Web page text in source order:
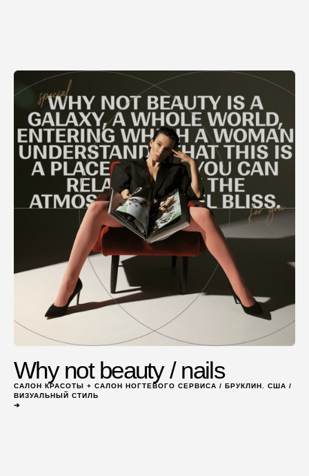
Why not beauty / nails
САЛОН КРАСОТЫ + САЛОН НОГТЕВОГО СЕРВИСА / БРУКЛИН. США /
ВИЗУАЛЬНЫЙ СТИЛЬ
➔